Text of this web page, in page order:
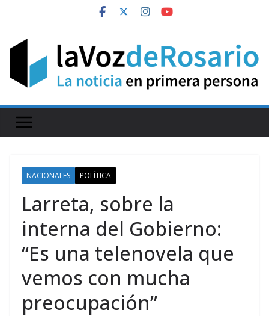
content
NACIONALES POLÍTICA
Larreta, sobre la
interna del Gobierno:
“Es una telenovela que
vemos con mucha
preocupación”